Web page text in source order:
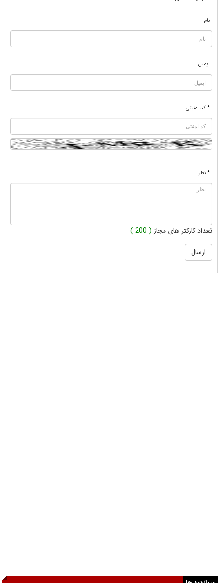
نام
ایمیل
* کد امنیتی
* نظر
تعداد کارکتر های مجاز ( 200 )